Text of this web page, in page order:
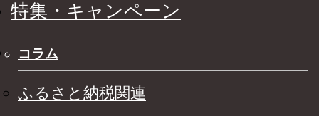
特集・キャンペーン
コラム
ふるさと納税関連